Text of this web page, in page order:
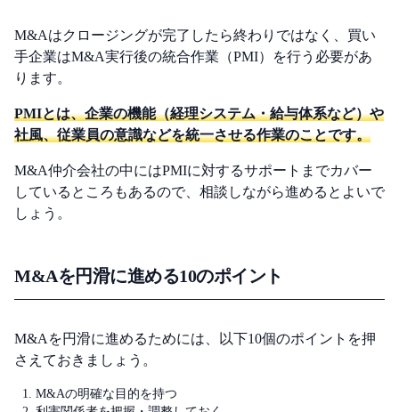
M&Aはクロージングが完了したら終わりではなく、買い
手企業はM&A実行後の統合作業（PMI）を行う必要があ
ります。
PMIとは、企業の機能（経理システム・給与体系など）や
社風、従業員の意識などを統一させる作業のことです。
M&A仲介会社の中にはPMIに対するサポートまでカバー
しているところもあるので、相談しながら進めるとよいで
しょう。
M&Aを円滑に進める10のポイント
M&Aを円滑に進めるためには、以下10個のポイントを押
さえておきましょう。
M&Aの明確な目的を持つ